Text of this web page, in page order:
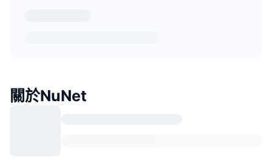
關於NuNet